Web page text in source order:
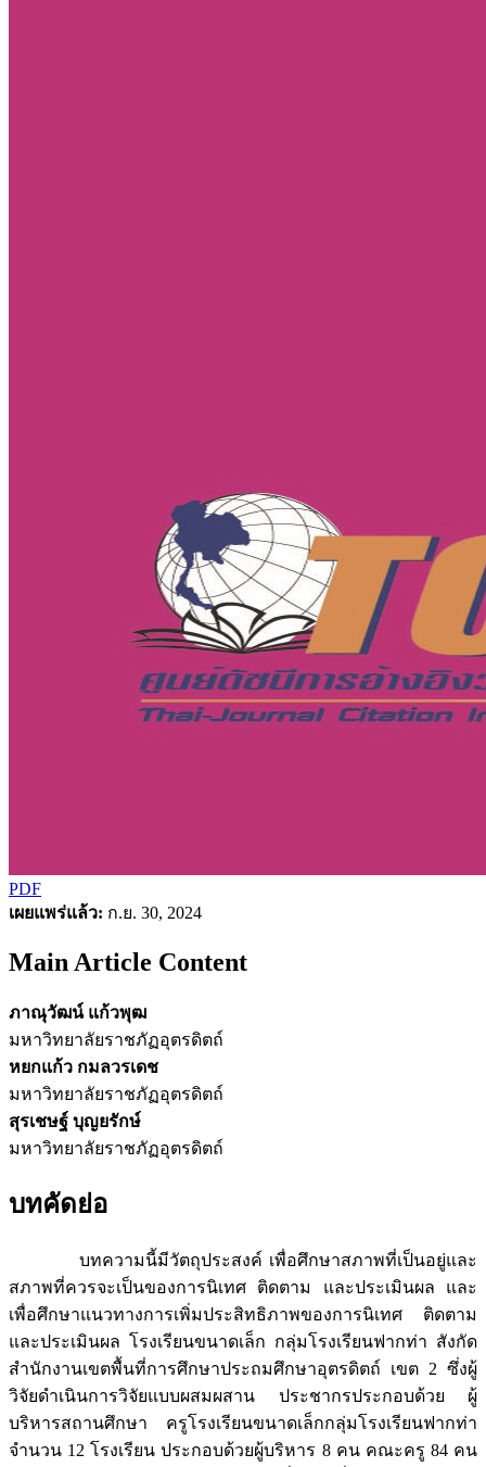
PDF
เผยแพร่แล้ว: ก.ย. 30, 2024
Main Article Content
ภาณุวัฒน์ แก้วพุฒ
มหาวิทยาลัยราชภัฏอุตรดิตถ์
หยกแก้ว กมลวรเดช
มหาวิทยาลัยราชภัฏอุตรดิตถ์
สุรเชษฐ์ บุญยรักษ์
มหาวิทยาลัยราชภัฏอุตรดิตถ์
บทคัดย่อ
บทความนี้มีวัตถุประสงค์ เพื่อศึกษาสภาพที่เป็นอยู่และ
สภาพที่ควรจะเป็นของการนิเทศ ติดตาม และประเมินผล และ
เพื่อศึกษาแนวทางการเพิ่มประสิทธิภาพของการนิเทศ ติดตาม
และประเมินผล โรงเรียนขนาดเล็ก กลุ่มโรงเรียนฟากท่า สังกัด
สำนักงานเขตพื้นที่การศึกษาประถมศึกษาอุตรดิตถ์ เขต 2 ซึ่งผู้
วิจัยดําเนินการวิจัยแบบผสมผสาน ประชากรประกอบด้วย ผู้
บริหารสถานศึกษา ครูโรงเรียนขนาดเล็กกลุ่มโรงเรียนฟากท่า
จำนวน 12 โรงเรียน ประกอบด้วยผู้บริหาร 8 คน คณะครู 84 คน